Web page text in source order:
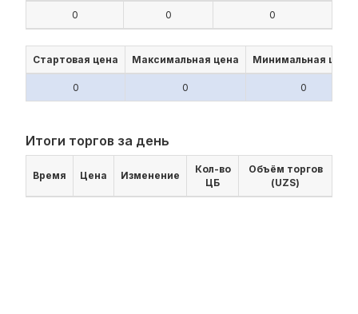
0 0 0
Стартовая цена Максимальная цена Минимальная цена
0 0 0
Итоги торгов за день
Время Цена Изменение
Кол-во
ЦБ
Объём торгов
(UZS)